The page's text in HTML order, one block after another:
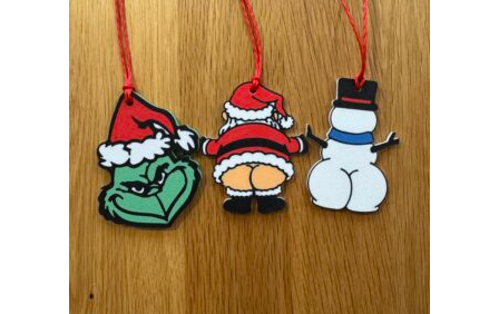
Die
Optionen
können
auf
der
Produktseite
gewählt
werden